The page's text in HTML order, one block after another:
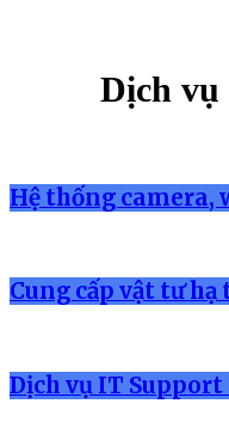
Dịch vụ
Hệ thống camera,
Cung cấp vật tư hạ
Dịch vụ IT